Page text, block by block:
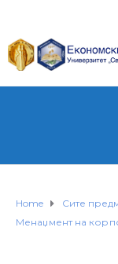
Home
Сите
Менаџмент на